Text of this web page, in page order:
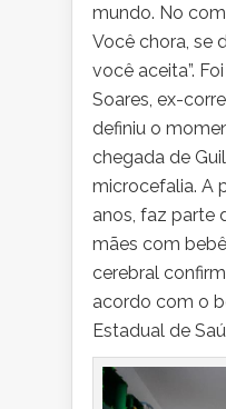
mundo. No
Você chora, se
você aceita”.
Soares, ex-
definiu o
chegada de
microcefalia. A
anos, faz parte
mães com
cerebral
acordo com o
Estadual de